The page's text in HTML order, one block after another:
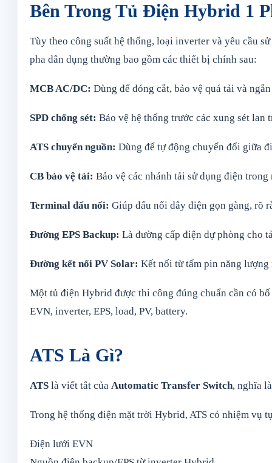
Bên Trong Tủ Điện Hybrid 1
Tùy theo công suất hệ thống, loại inverter và yêu cầu
pha dân dụng thường bao gồm các thiết bị chính sau:
MCB AC/DC: Dùng để đóng cắt, bảo vệ quá tải và
SPD chống sét: Bảo vệ hệ thống trước các xung sét
ATS chuyển nguồn: Dùng để tự động chuyển đổi giữa
CB bảo vệ tải: Bảo vệ các nhánh tải sử dụng điện
Terminal đấu nối: Giúp đấu nối dây điện gọn gàng, rõ
Đường EPS Backup: Là đường cấp điện dự phòng cho
Đường kết nối PV Solar: Kết nối từ tấm pin năng
Một tủ điện Hybrid được thi công đúng chuẩn cần có
EVN, inverter, EPS, load, PV, battery.
ATS Là Gì?
ATS là viết tắt của Automatic Transfer Switch, nghĩa
Trong hệ thống điện mặt trời Hybrid, ATS có nhiệm vụ
Điện lưới EVN